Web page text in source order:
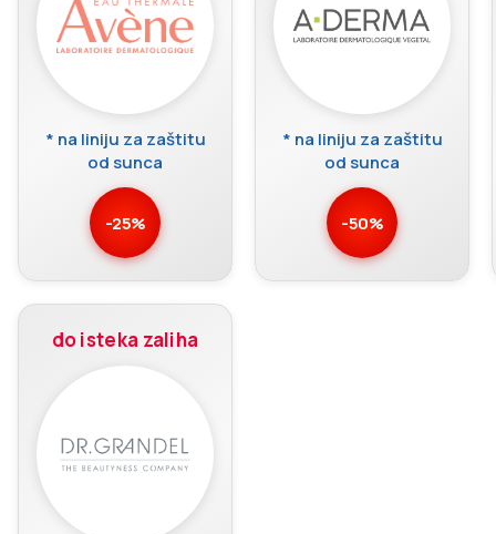
* na liniju za zaštitu
od sunca
-25%
* na liniju za zaštitu
od sunca
-50%
do isteka zaliha